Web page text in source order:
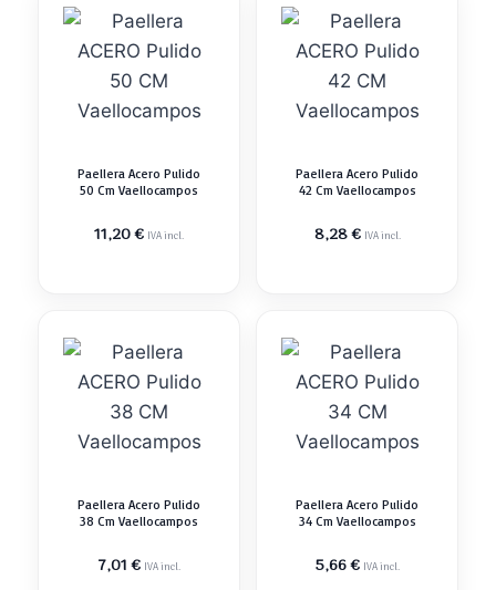
Paellera Acero Pulido
50 Cm Vaellocampos
11,20€ IVA incl.
Paellera Acero Pulido
42 Cm Vaellocampos
8,28€ IVA incl.
Paellera Acero Pulido
38 Cm Vaellocampos
7,01€ IVA incl.
Paellera Acero Pulido
34 Cm Vaellocampos
5,66€ IVA incl.